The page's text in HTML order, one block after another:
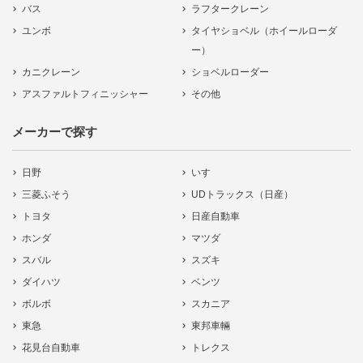
バス
ラフタークレーン
ユンボ
タイヤショベル（ホイールローダ
ー）
カニクレーン
ショベルローダー
アスファルトフィニッシャー
その他
メーカーで探す
日野
いすゞ
三菱ふそう
UDトラックス（日産）
トヨタ
日産自動車
ホンダ
マツダ
スバル
スズキ
ダイハツ
ベンツ
ボルボ
スカニア
東急
東邦車輛
花見台自動車
トレクス